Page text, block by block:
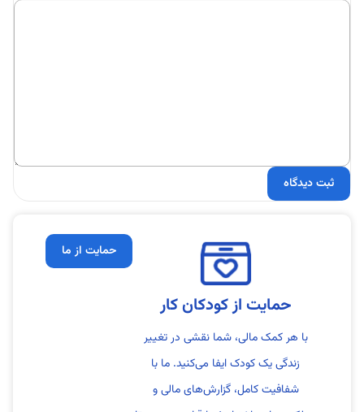
حمایت از کودکان کار
با هر کمک مالی، شما نقشی در تغییر
زندگی یک کودک ایفا می‌کنید. ما با
شفافیت کامل، گزارش‌های مالی و
حمایت از ما